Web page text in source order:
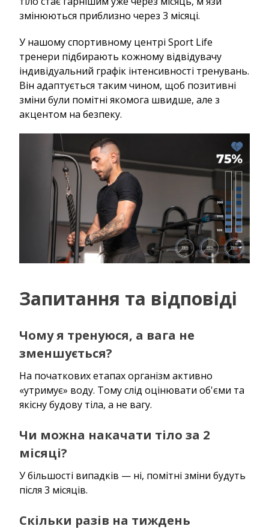
змінюються приблизно через 3 місяці.
У нашому спортивному центрі Sport Life
тренери підбирають кожному відвідувачу
індивідуальний графік інтенсивності тренувань.
Він адаптується таким чином, щоб позитивні
зміни були помітні якомога швидше, але з
акцентом на безпеку.
Запитання та відповіді
Чому я тренуюся, а вага не
зменшується?
На початкових етапах організм активно
«утримує» воду. Тому слід оцінювати об'єми та
якісну будову тіла, а не вагу.
Чи можна накачати тіло за 2
місяці?
У більшості випадків — ні, помітні зміни будуть
після 3 місяців.
Скільки разів на тиждень